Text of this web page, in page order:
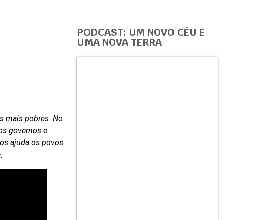
mais pobres. No
governos e
ajuda os povos
PODCAST: UM NOVO CÉU E
UMA NOVA TERRA